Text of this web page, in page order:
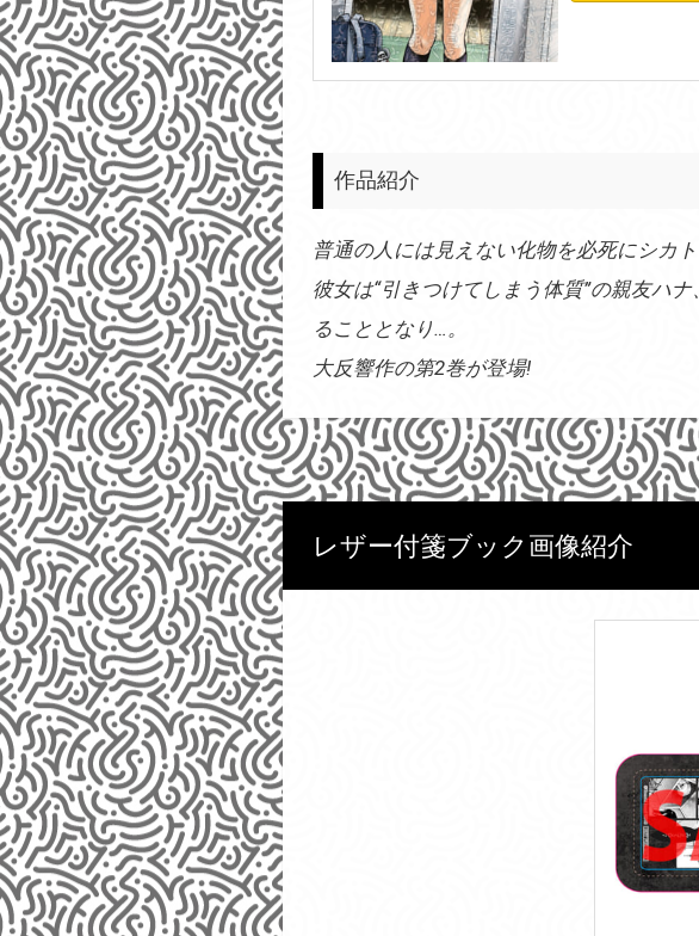
作品紹介
普通の人には見えない化物を必死にシカ
彼女は“引きつけてしまう体質”の親友ハ
ることとなり…。
大反響作の第2巻が登場!
レザー付箋ブック画像紹介